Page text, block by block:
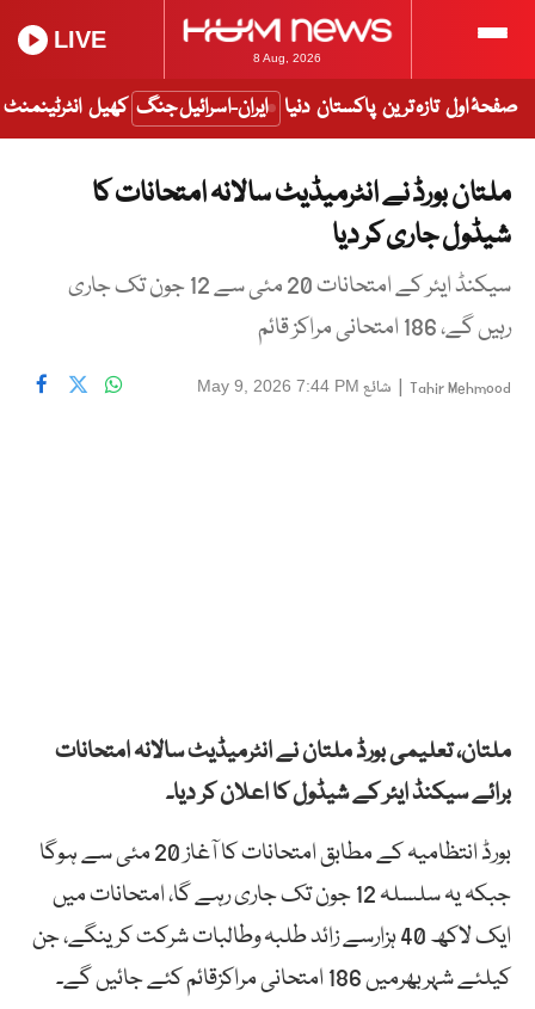
8 Aug, 2026
LIVE
صفحۂ اول تازہ ترین پاکستان دنیا ایران-اسرائیل جنگ کھیل انٹرٹینمنٹ
ملتان بورڈ نے انٹرمیڈیٹ سالانہ امتحانات کا
شیڈول جاری کر دیا
سیکنڈ ایئر کے امتحانات 20 مئی سے 12 جون تک جاری
رہیں گے، 186 امتحانی مراکز قائم
Tahir Mehmood
| شائع May 9, 2026 7:44 PM
ملتان، تعلیمی بورڈ ملتان نے انٹرمیڈیٹ سالانہ امتحانات
برائے سیکنڈ ایئر کے شیڈول کا اعلان کر دیا۔
بورڈ انتظامیہ کے مطابق امتحانات کا آغاز 20 مئی سے ہوگا
جبکہ یہ سلسلہ 12 جون تک جاری رہے گا، امتحانات میں
ایک لاکھ 40 ہزارسے زائد طلبہ وطالبات شرکت کرینگے، جن
کیلئے شہربھرمیں 186 امتحانی مراکزقائم کئے جائیں گے۔